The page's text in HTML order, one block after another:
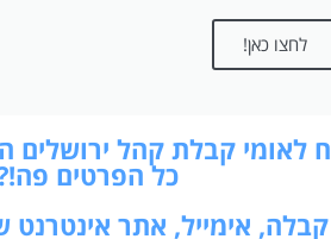
לחצו כאן!
קבלת קהל ירושלים
כל הפרטים
אימייל, אתר אינטרנט